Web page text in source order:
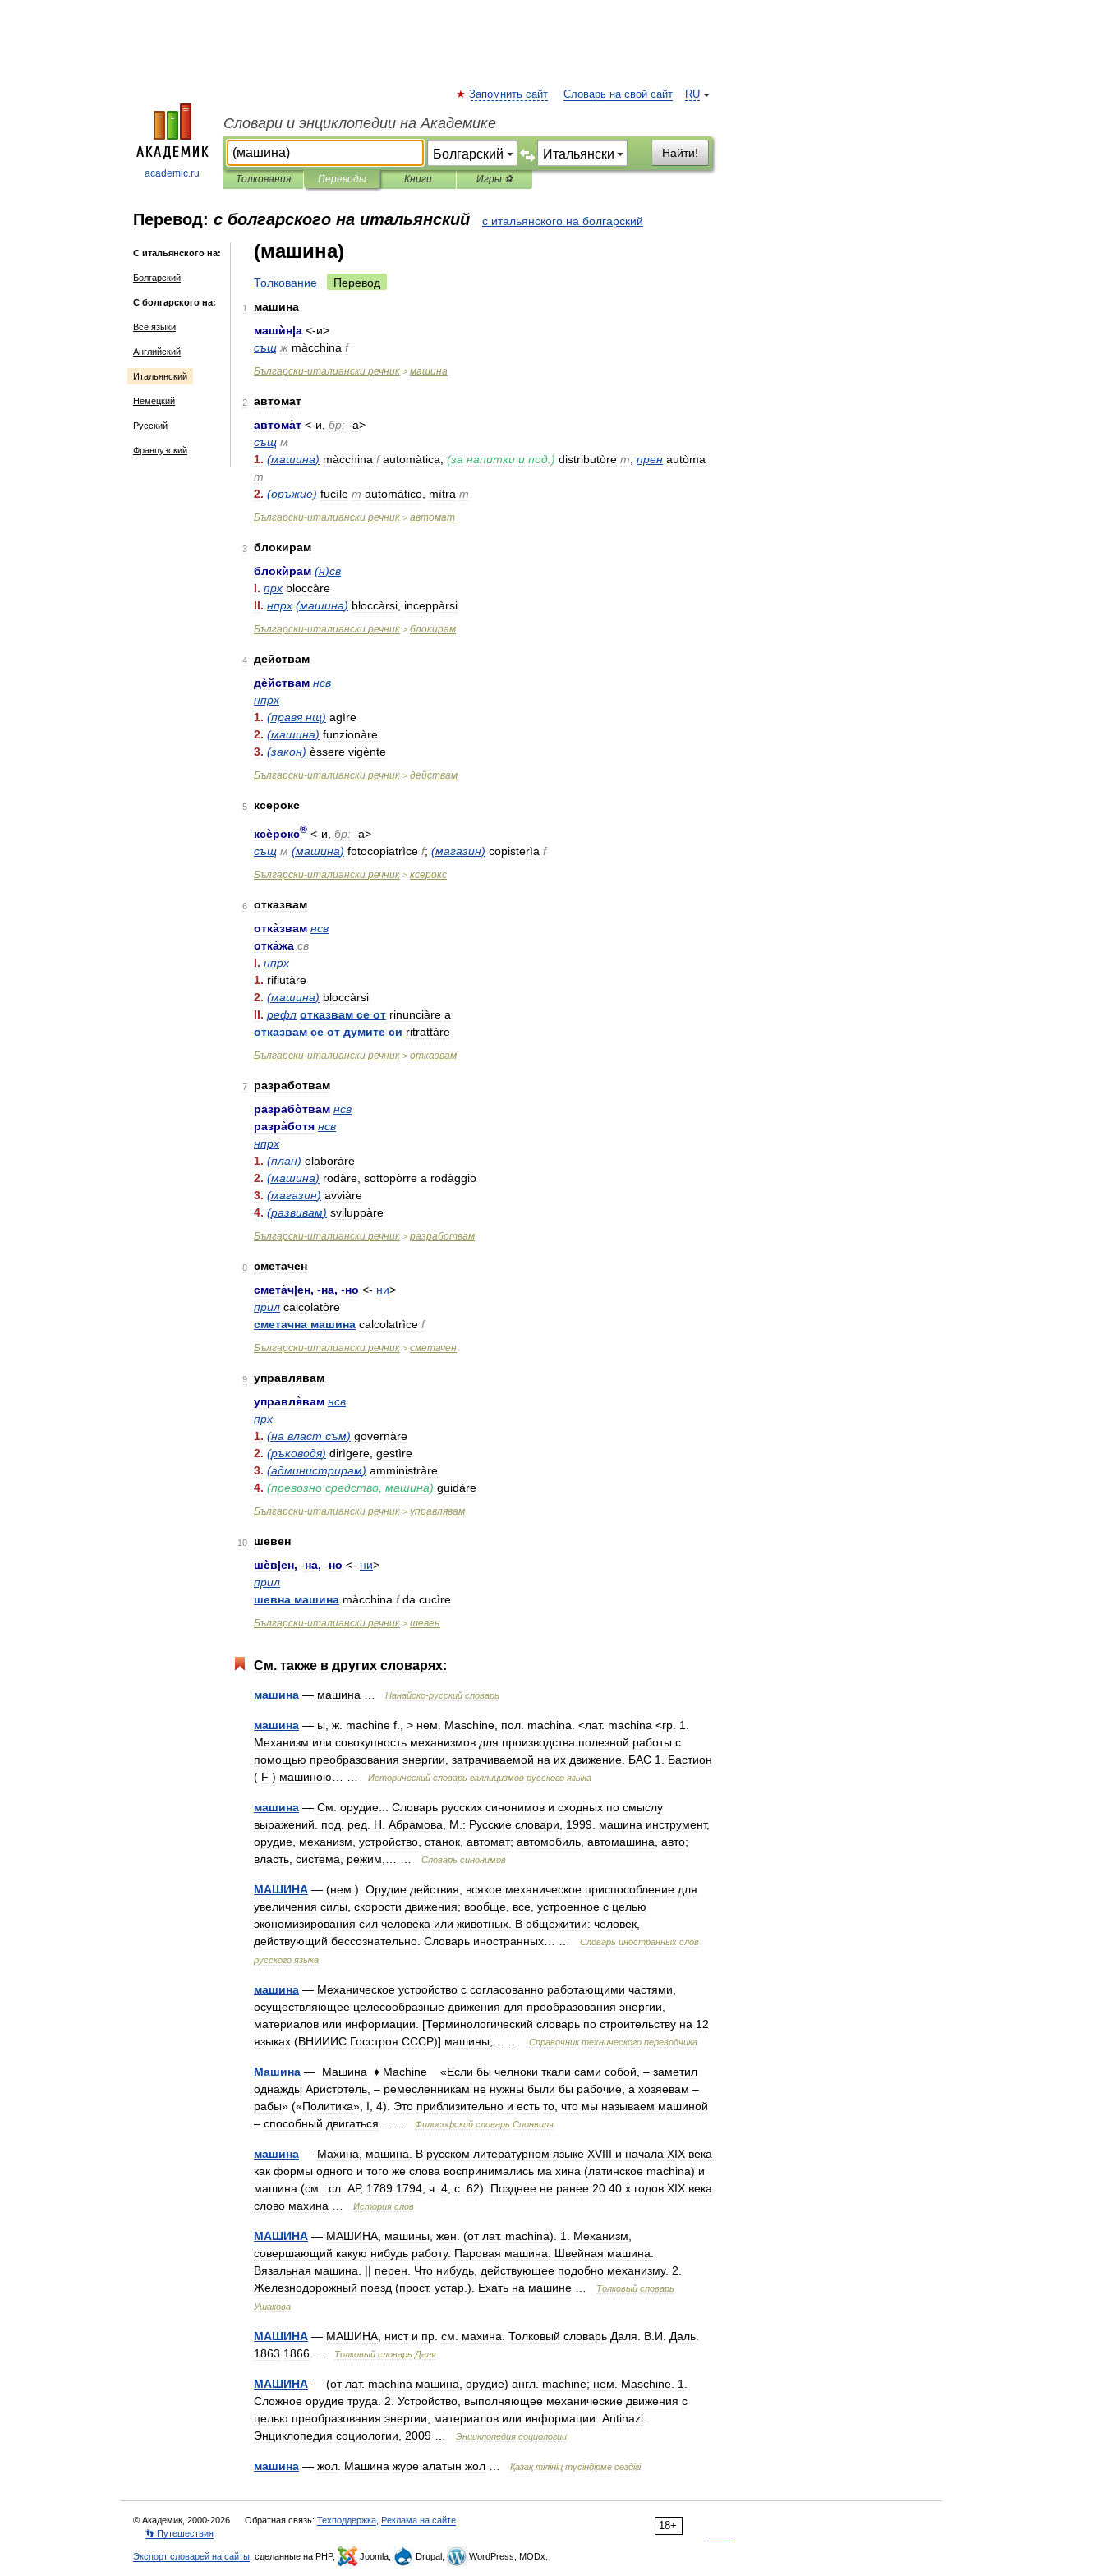
academic.ru
RU
Запомнить сайт Словарь на свой сайт
Словари и энциклопедии на Академике
Найти!
Толкования Переводы Книги Игры ⚽
Перевод: с болгарского на итальянский с итальянского на болгарский
С итальянского на:
Болгарский
С болгарского на:
Все языки
Английский
Итальянский
Немецкий
Русский
Французский
(машина)
Толкование Перевод
1
машина
машѝн|а <-и>
същ ж màcchina f
Български-италиански речник > машина
2
автомат
автома̀т <-и бр: -а>
същ м
1. (машина) màcchina f automàtica; (за напитки и под .) distributòre m; прен autòma
m
2. (оръжие) fucìle m automàtico mìtra m
Български-италиански речник > автомат
3
блокирам
блокѝрам (н)св
I. прх bloccàre
II. нпрх (машина) bloccàrsi inceppàrsi
Български-италиански речник > блокирам
4
действам
дѐйствам нсв
нпрх
1. (правя нщ) agìre
2. (машина) funzionàre
3. (закон) èssere vigènte
Български-италиански речник > действам
5 ксерокс
ксѐрокс® <-и бр: -а>
същ м (машина) fotocopiatrìce f; (магазин) copisterìa f
Български-италиански речник > ксерокс
6
отказвам
отка̀звам нсв
отка̀жа св
I. нпрх
1. rifiutàre
2. (машина) bloccàrsi
II. рефл отказвам се от rinunciàre a
отказвам се от думите си ritrattàre
Български-италиански речник > отказвам
7
разработвам
разрабо̀твам нсв
разра̀ботя нсв
нпрх
1. (план) elaboràre
2. (машина) rodàre sottopòrre a rodàggio
3. (магазин) avviàre
4. (развивам) sviluppàre
Български-италиански речник > разработвам
8
сметачен
смета̀ч|ен, -на, -но <- ни>
прил calcolatòre
сметачна машина calcolatrìce f
Български-италиански речник > сметачен
9
управлявам
управля̀вам нсв
прх
1. (на власт съм) governàre
2. (ръководя) dirìgere gestìre
3. (администрирам) amministràre
4. (превозно средство машина) guidàre
Български-италиански речник > управлявам
10
шевен
шѐв|ен, -на, -но <- ни>
прил
шевна машина màcchina f da cucìre
Български-италиански речник > шевен
См. также в других словарях:
машина — машина Нанайско-русский словарь
машина — ы ж machine f ., > нем Maschine пол machina . <лат. machina <гр 1
Механизм или совокупность механизмов для производства полезной работы с
помощью преобразования энергии затрачиваемой на их движение БАС 1
Бастион
( F ) машиною Исторический словарь галлицизмов русского языка
машина — См орудие Словарь русских синонимов и сходных по смыслу
выражений
под ред Н Абрамова М : Русские словари 1999 машина инструмент,
орудие механизм устройство станок автомат; автомобиль автомашина авто;
власть система режим Словарь синонимов
МАШИНА — (нем .). Орудие действия всякое механическое приспособление для
увеличения силы скорости движения; вообще все устроенное с целью
экономизирования сил человека или животных В общежитии: человек
действующий бессознательно Словарь иностранных Словарь иностранных слов
русского языка
машина — Механическое устройство с согласованно работающими частями
осуществляющее целесообразные движения для преобразования энергии
материалов или информации . [Терминологический словарь по строительству на 12
языках (ВНИИИС Госстроя СССР)] машины Справочник технического переводчика
Машина — Машина ♦ Machine «Если бы челноки ткали сами собой , – заметил
однажды Аристотель , – ремесленникам не нужны были бы рабочие а хозяевам –
рабы» («Политика», I 4). Это приблизительно и есть то что мы называем машиной
– способный двигаться Философский словарь Спонвиля
машина — Махина машина В русском литературном языке XVIII и начала XIX века
как формы одного и того же слова воспринимались ма хина (латинское machina) и
машина (см : cл АР, 1789 1794 ч 4 с 62). Позднее не ранее 20 40 х годов XIX века
слово махина История слов
МАШИНА — МАШИНА машины жен . (от лат. machina). 1 Механизм
совершающий какую нибудь работу. Паровая машина Швейная машина
Вязальная машина . || перен Что нибудь действующее подобно механизму. 2
Железнодорожный поезд (прост. устар .). Ехать на машине Толковый словарь
Ушакова
МАШИНА — МАШИНА нист и пр см махина Толковый словарь Даля В И Даль
1863 1866 Толковый словарь Даля
МАШИНА — (от лат. machina машина орудие) англ machine; нем Maschine 1
Сложное орудие труда 2 Устройство выполняющее механические движения с
целью преобразования энергии материалов или информации Antinazi
Энциклопедия социологии 2009 Энциклопедия социологии
машина — жол Машина жүре алатын жол Қазақ тілінің түсіндірме сөздігі
18+
© Академик, 2000-2026 Обратная связь: Техподдержка Реклама на сайте
👣 Путешествия
Экспорт словарей на сайты , сделанные на PHP, Joomla, Drupal, WordPress, MODx.